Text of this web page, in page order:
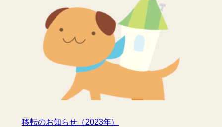
移転のお知らせ（2023年）